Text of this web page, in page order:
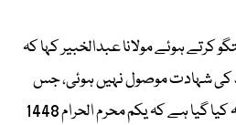
کرتے ہوئے مولانا عبدالخبیر کہا کہ
شہادت موصول نہیں ہوئی، جس
کے بعد اتفاق رائے سے فیصلہ کیا گیا ہے کہ یکم محرم الحرام 1448